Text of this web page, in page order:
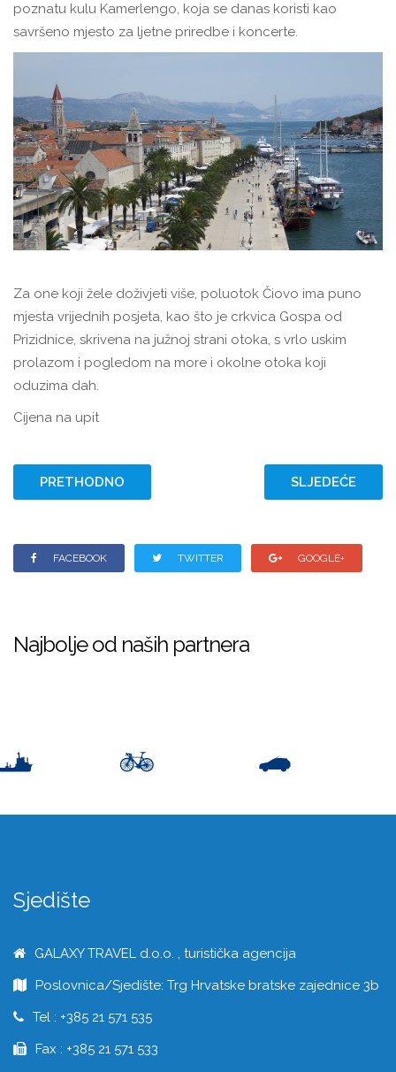
poznatu kulu Kamerlengo, koja se danas koristi kao
savršeno mjesto za ljetne priredbe i koncerte.
Za one koji žele doživjeti više, poluotok Čiovo ima puno
mjesta vrijednih posjeta, kao što je crkvica Gospa od
Prizidnice, skrivena na južnoj strani otoka, s vrlo uskim
prolazom i pogledom na more i okolne otoka koji
oduzima dah.
Cijena na upit
PRETHODNO SLJEDEĆE
FACEBOOK TWITTER GOOGLE+
Najbolje od naših partnera
Sjedište
GALAXY TRAVEL d.o.o. , turistička agencija
Poslovnica/Sjedište: Trg Hrvatske bratske zajednice 3b
Tel : +385 21 571 535
Fax : +385 21 571 533